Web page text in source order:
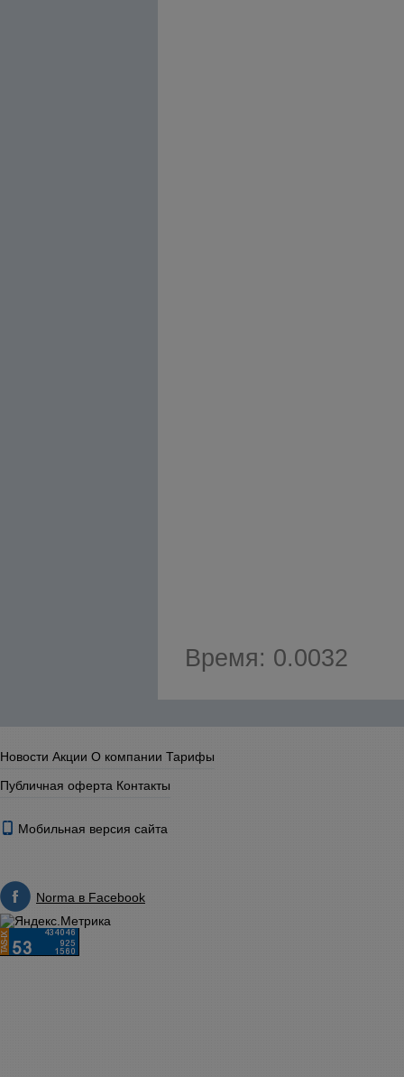
Время: 0.0032
Новости Акции О компании Тарифы
Публичная оферта Контакты
Мобильная версия сайта
Norma в Facebook